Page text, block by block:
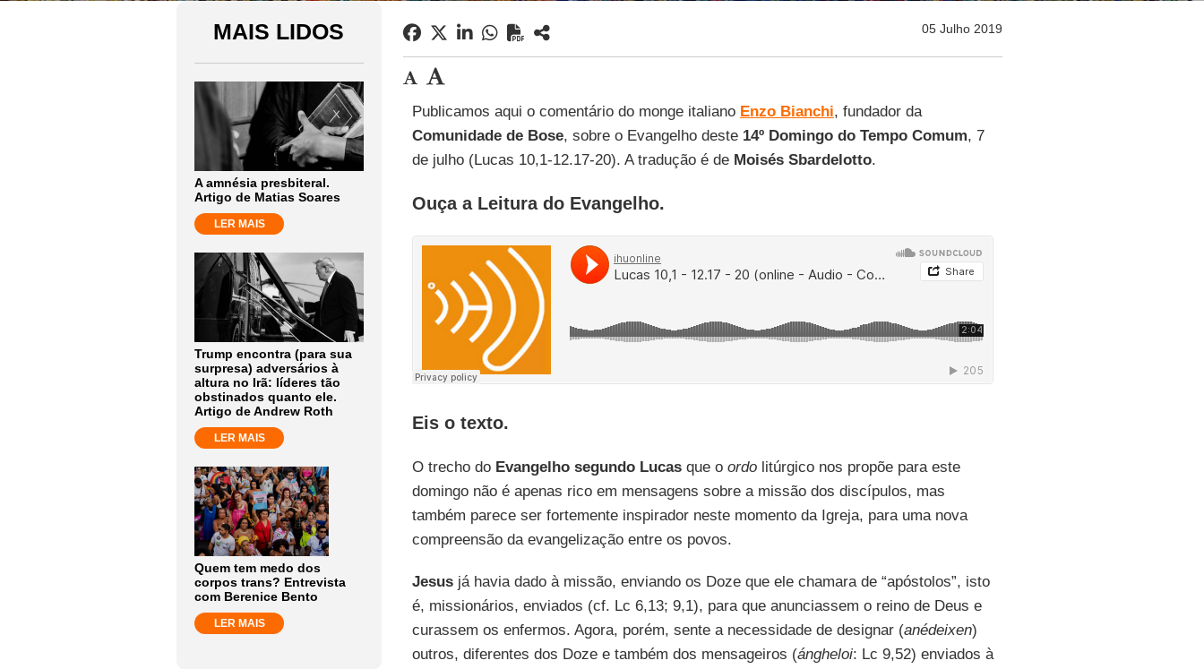
MAIS LIDOS
A amnésia presbiteral.
Artigo de Matias Soares
LER MAIS
Trump encontra (para sua
surpresa) adversários à
altura no Irã: líderes tão
obstinados quanto ele.
Artigo de Andrew Roth
LER MAIS
Quem tem medo dos
corpos trans? Entrevista
com Berenice Bento
LER MAIS
05 Julho 2019
Publicamos aqui o comentário do monge italiano Enzo Bianchi, fundador da
Comunidade de Bose, sobre o Evangelho deste 14º Domingo do Tempo Comum, 7
de julho (Lucas 10,1-12.17-20). A tradução é de Moisés Sbardelotto.
Ouça a Leitura do Evangelho.
Eis o texto.
O trecho do Evangelho segundo Lucasque o ordolitúrgico nos propõe para este
domingo não é apenas rico em mensagens sobre a missão dos discípulos, mas
também parece ser fortemente inspirador neste momento da Igreja, para uma nova
compreensão da evangelização entre os povos.
Jesusjá havia dado à missão, enviando os Doze que ele chamara de “apóstolos”, isto
é, missionários, enviados (cf. Lc 6,13; 9,1), para que anunciassem o reino de Deus e
curassem os enfermos. Agora, porém, sente a necessidade de designar (anédeixen)
outros, diferentes dos Doze e também dos mensageiros (ángheloi: Lc 9,52) enviados à